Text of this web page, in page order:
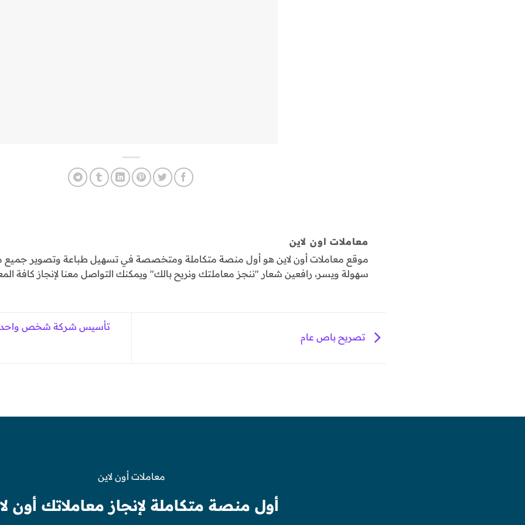
معاملات اون لاين
موقع معاملات أون لاين هو أول منصة متكاملة ومتخصصة في تسهيل طباعة وتصوير جميع
سهولة ويسر، رافعين شعار "ننجز معاملتك ونريح بالك" ويمكنك التواصل معنا لإنجاز كافة
تصريح باص عام
تأسيس شركة شخص واحد
معاملات أون لاين
أول منصة متكاملة لإنجاز معاملاتك أون